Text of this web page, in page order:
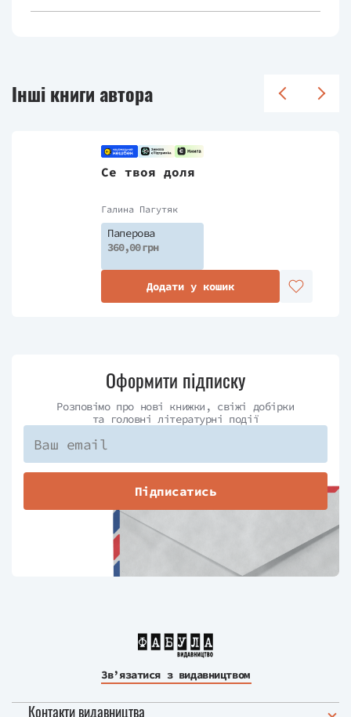
Інші книги автора
Се твоя доля
Галина Пагутяк
Паперова
360,00 грн
Додати у кошик
Оформити підписку
Розповімо про нові книжки, свіжі добірки
та головні літературні події
Підписатись
Зв’язатися з видавництвом
Контакти видавництва